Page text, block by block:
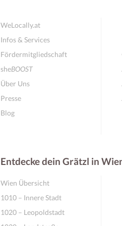
WeLocally.at
Infos & Services
Fördermitgliedschaft
sheBOOST
Über Uns
Presse
Blog
Entdecke dein Grätzl in
Wien Übersicht
1010 – Innere Stadt
1020 – Leopoldstadt